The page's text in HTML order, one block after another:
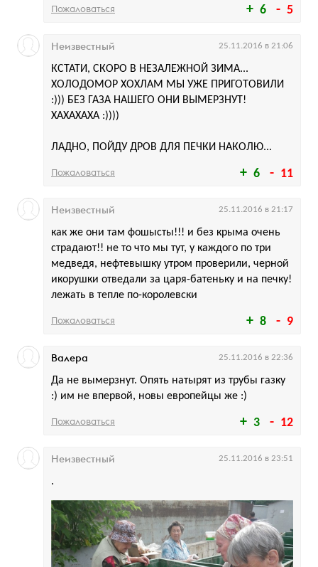
6 5
Пожаловаться
6 11
КСТАТИ, СКОРО В НЕЗАЛЕЖНОЙ ЗИМА...
ХОЛОДОМОР ХОХЛАМ МЫ УЖЕ ПРИГОТОВИЛИ
:))) БЕЗ ГАЗА НАШЕГО ОНИ ВЫМЕРЗНУТ!
ХАХАХАХА :))))
ЛАДНО, ПОЙДУ ДРОВ ДЛЯ ПЕЧКИ НАКОЛЮ...
Неизвестный 25.11.2016 в 21:06
Пожаловаться
8 9
как же они там фошысты!!! и без крыма очень
страдают!! не то что мы тут, у каждого по три
медведя, нефтевышку утром проверили, черной
икорушки отведали за царя-батеньку и на печку!
лежать в тепле по-королевски
Неизвестный 25.11.2016 в 21:17
Пожаловаться
3 12
Да не вымерзнут. Опять натырят из трубы газку
:) им не впервой, новы европейцы же :)
Валера 25.11.2016 в 22:36
Пожаловаться
.
Неизвестный 25.11.2016 в 23:51